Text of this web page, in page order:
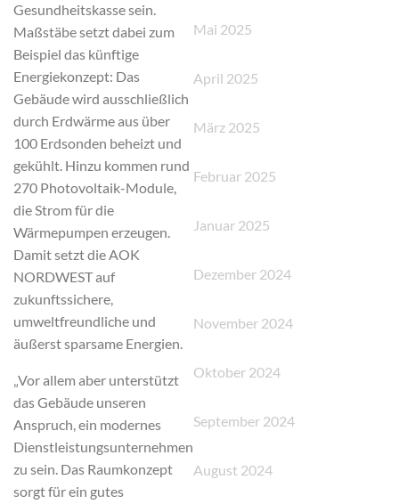
Gesundheitskasse sein.
Maßstäbe setzt dabei zum
Beispiel das künftige
Energiekonzept: Das
Gebäude wird ausschließlich
durch Erdwärme aus über
100 Erdsonden beheizt und
gekühlt. Hinzu kommen rund
270 Photovoltaik-Module,
die Strom für die
Wärmepumpen erzeugen.
Damit setzt die AOK
NORDWEST auf
zukunftssichere,
umweltfreundliche und
äußerst sparsame Energien.
„Vor allem aber unterstützt
das Gebäude unseren
Anspruch, ein modernes
Dienstleistungsunternehmen
zu sein. Das Raumkonzept
sorgt für ein gutes
Mai 2025
April 2025
März 2025
Februar 2025
Januar 2025
Dezember 2024
November 2024
Oktober 2024
September 2024
August 2024